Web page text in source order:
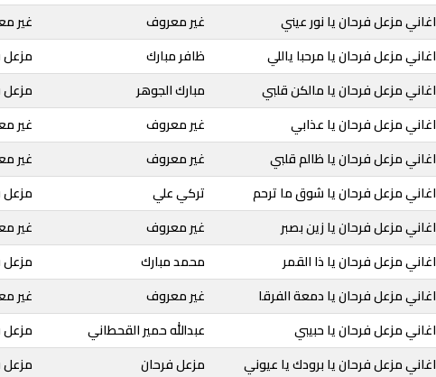
اغاني مزعل فرحان يا نور عيني
غير معروف
غير
اغاني مزعل فرحان يا مرحبا ياللي
ظافر مبارك
مزعل
اغاني مزعل فرحان يا مالكن قلبي
مبارك الجوهر
مزعل
اغاني مزعل فرحان يا عذابي
غير معروف
غير
اغاني مزعل فرحان يا ظالم قلبي
غير معروف
غير
اغاني مزعل فرحان يا شوق ما ترحم
تركي علي
مزعل
اغاني مزعل فرحان يا زين بصبر
غير معروف
غير
اغاني مزعل فرحان يا ذا القمر
محمد مبارك
مزعل
اغاني مزعل فرحان يا دمعة الفرقا
غير معروف
غير
اغاني مزعل فرحان يا حبيبي
عبدالله حمير القحطاني
مزعل
اغاني مزعل فرحان يا برودك يا عيوني
مزعل فرحان
مزعل